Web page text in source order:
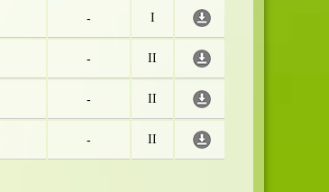
- I
- II
- II
- II